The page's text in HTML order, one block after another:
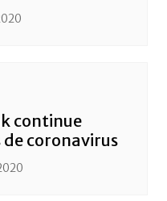
continue
de coronavirus